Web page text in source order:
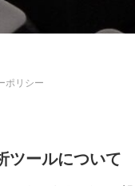
ポリシー
ツールについて